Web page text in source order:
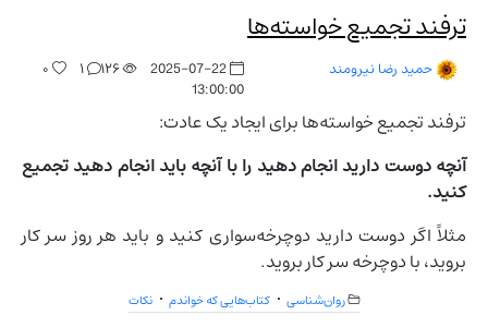
ترفند تجمیع خواسته‌ها
حمید رضا نیرومند
2025-07-22
13:00:00
۱۲۶ ۱ ۰
ترفند تجمیع خواسته‌ها برای ایجاد یک عادت:
آنچه دوست دارید انجام دهید را با آنچه باید انجام دهید تجمیع
کنید.
مثلاً اگر دوست دارید دوچرخه‌سواری کنید و باید هر روز سر کار
بروید، با دوچرخه سر کار بروید.
روان‌شناسی کتاب‌هایی که خواندم نکات